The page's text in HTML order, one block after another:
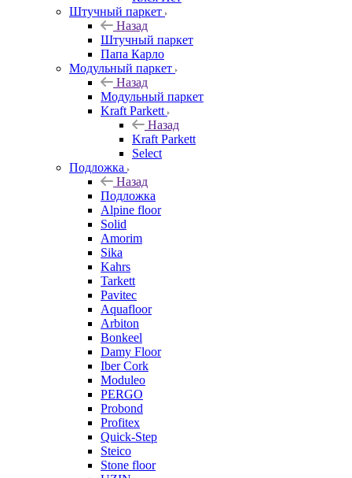
Штучный паркет
Назад
Штучный паркет
Папа Карло
Модульный паркет
Назад
Модульный паркет
Kraft Parkett
Назад
Kraft Parkett
Select
Подложка
Назад
Подложка
Alpine floor
Solid
Amorim
Sika
Kahrs
Tarkett
Pavitec
Aquafloor
Arbiton
Bonkeel
Damy Floor
Iber Cork
Moduleo
PERGO
Probond
Profitex
Quick-Step
Steico
Stone floor